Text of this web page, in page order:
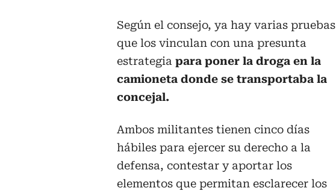
Según el consejo, ya hay varias pruebas
que los vinculan con una presunta
estrategia para poner la droga en la
camioneta donde se transportaba la
concejal.
Ambos militantes tienen cinco días
hábiles para ejercer su derecho a la
defensa, contestar y aportar los
elementos que permitan esclarecer los